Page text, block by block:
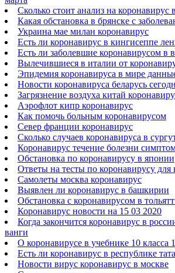
Сколько стоит анализ на коронавирус
Какая обстановка в брянске с
Украина мае милан коронавирус
Есть ли коронавирус в кингисеппе
Есть ли заболевшие коронавирусом в
Вылечившиеся в италии от
Эпидемия коронавируса в мире
Новости коронавируса беларусь
Загрязнение воздуха китай
Аэрофлот кипр коронавирус
Как помочь больным коронавирусом
Север франции коронавирус
Сколько случаев коронавируса в
Коронавирус течение болезни
Обстановка по коронавирусу в японии
Ответы на тесты по коронавирусу для
Самолеты москва коронавирус
Выявлен ли коронавирус в башкирии
Обстановка с коронавирусом в
Коронавирус новости на 15 03 2020
Когда закончится коронавирус в
ванги
О коронавирусе в учебнике 10 класса
Есть ли коронавирус в республике
Новости вирус коронавирус в москве